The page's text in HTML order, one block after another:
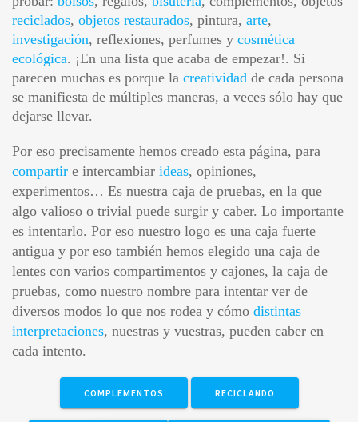
reciclados, objetos restaurados, pintura, arte,
investigación, reflexiones, perfumes y cosmética
ecológica. ¡En una lista que acaba de empezar!. Si
parecen muchas es porque la creatividad de cada persona
se manifiesta de múltiples maneras, a veces sólo hay que
dejarse llevar.
Por eso precisamente hemos creado esta página, para
compartir e intercambiar ideas, opiniones,
experimentos… Es nuestra caja de pruebas, en la que
algo valioso o trivial puede surgir y caber. Lo importante
es intentarlo. Por eso nuestro logo es una caja fuerte
antigua y por eso también hemos elegido una caja de
lentes con varios compartimentos y cajones, la caja de
pruebas, como nuestro nombre para intentar ver de
diversos modos lo que nos rodea y cómo distintas
interpretaciones, nuestras y vuestras, pueden caber en
cada intento.
COMPLEMENTOS RECICLANDO